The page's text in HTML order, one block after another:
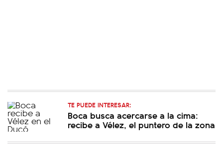
TE PUEDE INTERESAR:
Boca busca acercarse a la cima:
recibe a Vélez, el puntero de la zona